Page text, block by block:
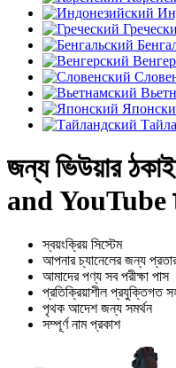
জন্য ভিউয়ার
and YouTube
স্বয়ংক্রিয় সিস্টেম
আপনার চ্যানেলের জন্য
আমাদের পণ্য সব পরীক্ষা পাস
প্রতিক্রিয়াশীল প্রযুক্তিগত
পৃথক আদেশ জন্য সমর্থন
সম্পূর্ণ নাম প্রকাশ